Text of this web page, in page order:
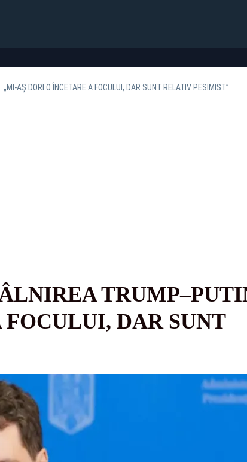
AȘ DORI O ÎNCETARE A FOCULUI, DAR SUNT RELATIV PESIMIST”
DAR SUNT